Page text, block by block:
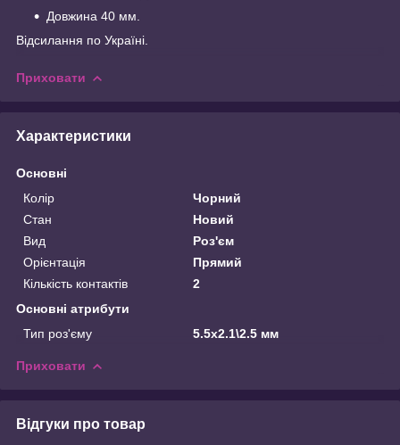
Довжина 40 мм.
Відсилання по Україні.
Приховати
Характеристики
Основні
Колір
Чорний
Стан
Новий
Вид
Роз'єм
Орієнтація
Прямий
Кількість контактів
2
Основні атрибути
Тип роз'єму
5.5х2.1\2.5 мм
Приховати
Відгуки про товар